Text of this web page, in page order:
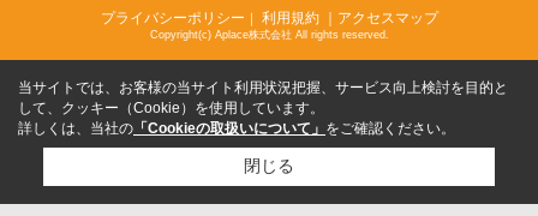
プライバシーポリシー ｜ 利用規約 ｜アクセスマップ
Copyright(c) Aplace株式会社 All rights reserved.
当サイトでは、お客様の当サイト利用状況把握、サービス向上検討を目的と
して、クッキー（Cookie）を使用しています。
詳しくは、当社の 「Cookieの取扱いについて」 をご確認ください。
閉じる